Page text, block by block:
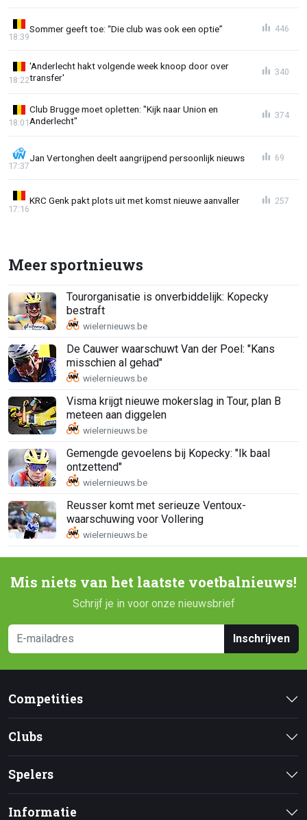
Sommer geeft toe: “Die club was ook een optie”
18:39
446
'Anderlecht hakt volgende week knoop door over
transfer'
18:22
340
Club Brugge moet opletten: "Kijk naar Union en
Anderlecht"
18:01
374
Jan Vertonghen deelt aangrijpend persoonlijk nieuws
17:37
69
KRC Genk pakt plots uit met komst nieuwe aanvaller
17:16
257
Meer sportnieuws
Tourorganisatie is onverbiddelijk: Kopecky
bestraft
De Cauwer waarschuwt Van der Poel: "Kans
misschien al gehad"
Visma krijgt nieuwe mokerslag in Tour, plan B
meteen aan diggelen
Gemengde gevoelens bij Kopecky: "Ik baal
ontzettend"
Reusser komt met serieuze Ventoux-
waarschuwing voor Vollering
Mis niets van het laatste voetbalnieuws!
Schrijf je in voor onze nieuwsbrief
Inschrijven
Competities
Clubs
Spelers
Informatie